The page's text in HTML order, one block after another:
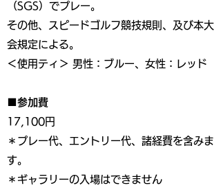
（SGS）でプレー。
その他、スピードゴルフ競技規則、及び本大
会規定による。
＜使用ティ＞ 男性：ブルー、女性：レッド
■参加費
17,100円
＊プレー代、エントリー代、諸経費を含みま
す。
＊ギャラリーの入場はできません